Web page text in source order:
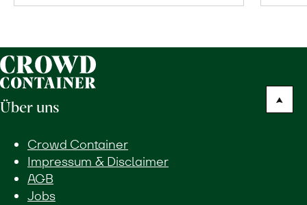
Über uns
Crowd Container
Impressum & Disclaimer
AGB
Jobs